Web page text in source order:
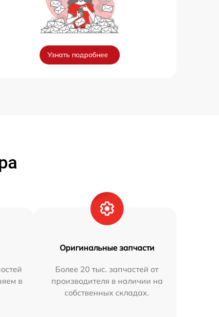
Узнать подробнее
в
Оригинальные запчасти
Более 20 тыс. запчастей от
производителя в наличии на
собственных складах.